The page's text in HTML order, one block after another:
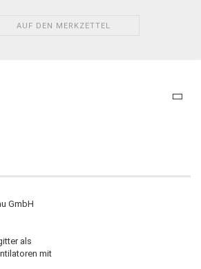
AUF DEN MERKZETTEL
GmbH
als
mit